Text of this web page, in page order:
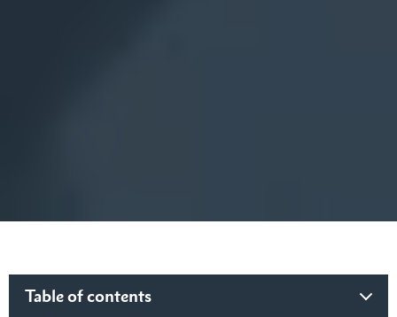
Table of contents